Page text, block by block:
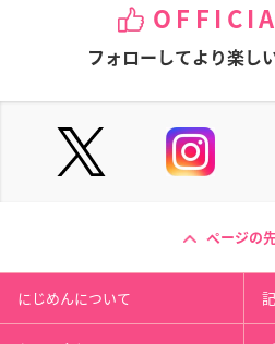
フォローしてより楽し
ページの
にじめんについて